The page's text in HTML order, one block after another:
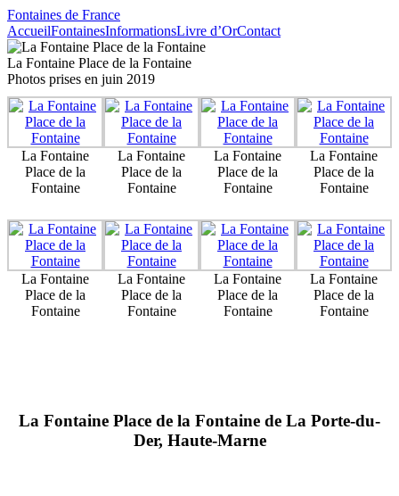
Fontaines de France
AccueilFontainesInformationsLivre d’OrContact
La Fontaine Place de la Fontaine
Photos prises en juin 2019
La Fontaine
Place de la
Fontaine
La Fontaine
Place de la
Fontaine
La Fontaine
Place de la
Fontaine
La Fontaine
Place de la
Fontaine
La Fontaine
Place de la
Fontaine
La Fontaine
Place de la
Fontaine
La Fontaine
Place de la
Fontaine
La Fontaine
Place de la
Fontaine
La Fontaine Place de la Fontaine de La Porte-du-
Der, Haute-Marne